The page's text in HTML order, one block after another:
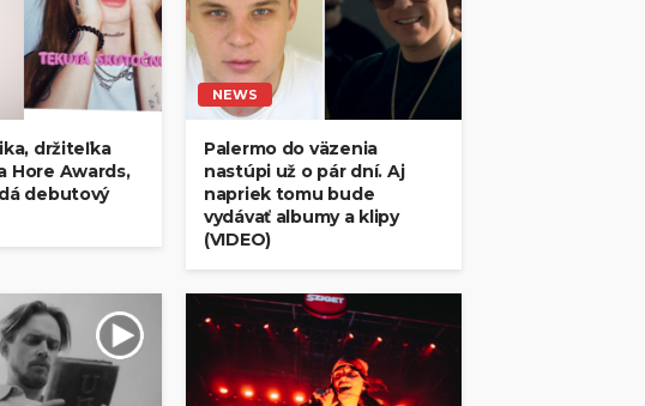
držiteľka
Hore Awards,
debutový
NEWS
Palermo do väzenia
nastúpi už o pár dní. Aj
napriek tomu bude
vydávať albumy a klipy
(VIDEO)